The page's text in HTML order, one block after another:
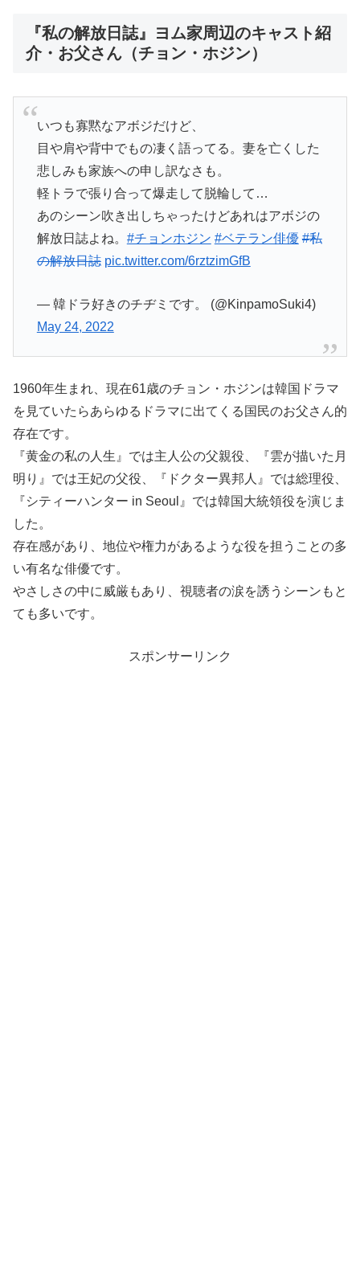
『私の解放日誌』ヨム家周辺のキャスト紹
介・お父さん（チョン・ホジン）
いつも寡黙なアボジだけど、
目や肩や背中でもの凄く語ってる。妻を亡くした
悲しみも家族への申し訳なさも。
軽トラで張り合って爆走して脱輪して…
あのシーン吹き出しちゃったけどあれはアボジの
解放日誌よね。 #チョンホジン #ベテラン俳優 #私
の解放日誌 pic.twitter.com/6rztzimGfB
— 韓ドラ好きのチヂミです。 (@KinpamoSuki4)
May 24, 2022
1960年生まれ、現在61歳のチョン・ホジンは韓国ドラマ
を見ていたらあらゆるドラマに出てくる国民のお父さん的
存在です。
『黄金の私の人生』では主人公の父親役、『雲が描いた月
明り』では王妃の父役、『ドクター異邦人』では総理役、
『シティーハンター in Seoul』では韓国大統領役を演じま
した。
存在感があり、地位や権力があるような役を担うことの多
い有名な俳優です。
やさしさの中に威厳もあり、視聴者の涙を誘うシーンもと
ても多いです。
スポンサーリンク